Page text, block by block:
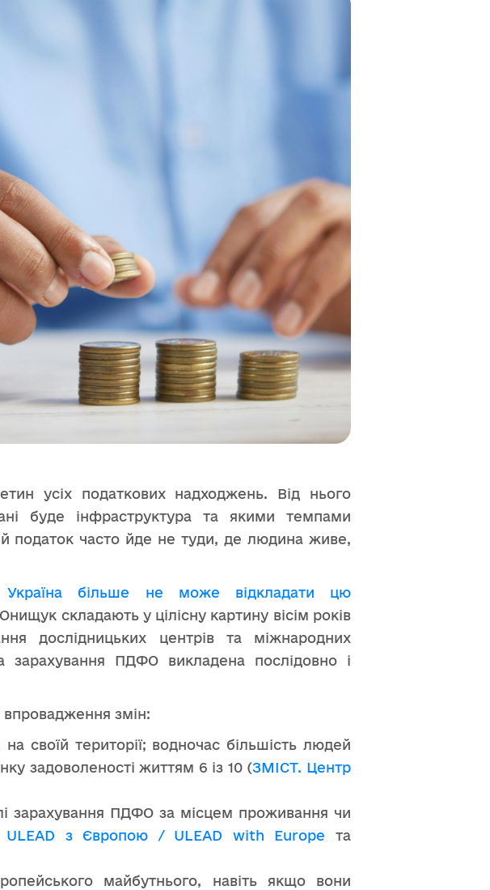
усіх податкових надходжень. Від нього
буде інфраструктура та якими темпами
податок часто йде не туди, де людина живе,
більше не може відкладати цю
складають у цілісну картину вісім років
дослідницьких центрів та міжнародних
ПДФО викладена послідовно і
змін:
своїй території; водночас більшість людей
задоволеності життям 6 із 10 (ЗМІСТ. Центр
зарахування ПДФО за місцем проживання чи
ULEAD з Європою / ULEAD with Europe та
майбутнього, навіть якщо вони